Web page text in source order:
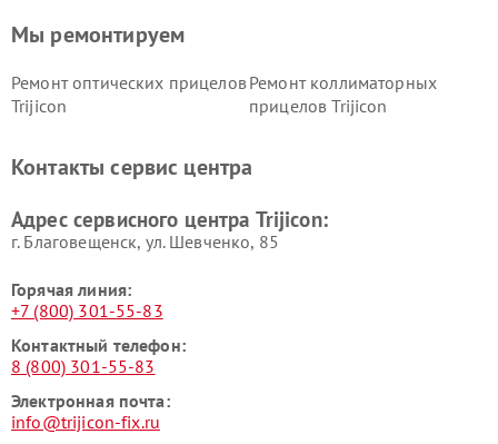
Мы ремонтируем
Ремонт оптических прицелов
Trijicon
Ремонт коллиматорных
прицелов Trijicon
Контакты сервис центра
Адрес сервисного центра Trijicon:
г. Благовещенск, ул. Шевченко, 85
Горячая линия:
+7 (800) 301-55-83
Контактный телефон:
8 (800) 301-55-83
Электронная почта:
info@trijicon-fix.ru